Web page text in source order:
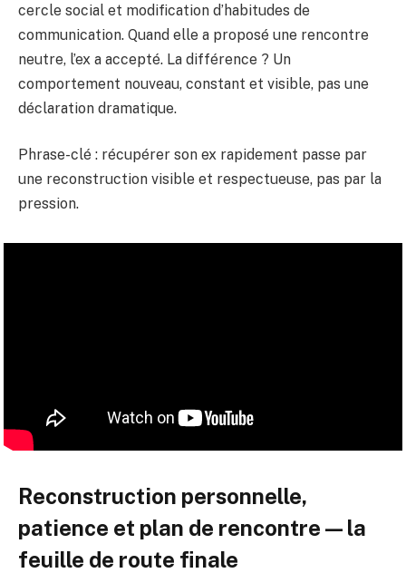
cercle social et modification d’habitudes de
communication. Quand elle a proposé une rencontre
neutre, l’ex a accepté. La différence ? Un
comportement nouveau, constant et visible, pas une
déclaration dramatique.
Phrase-clé : récupérer son ex rapidement passe par
une reconstruction visible et respectueuse, pas par la
pression.
Reconstruction personnelle,
patience et plan de rencontre — la
feuille de route finale